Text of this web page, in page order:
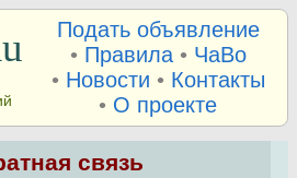
Подать объявление
• Правила• ЧаВо
• Новости • Контакты
• О проекте
связь